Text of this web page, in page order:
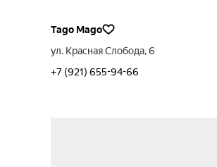
Tago Mago
ул. Красная Слобода, 6
+7 (921) 655-94-66